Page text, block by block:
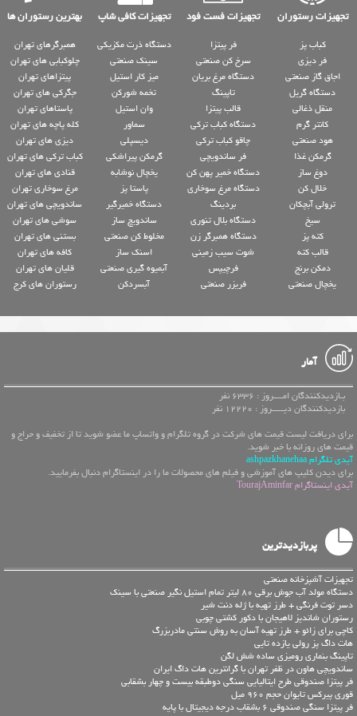
تجهیزات رستوران تجهیزات فست فود تجهیزات کافی شاپ بهترین رستوران ها
کباب پز
فر دیزی
اجاق گاز صنعتی
دستگاه گریل
منقل ذغالی
کانتر گرم
هود صنعتی
گرمکن غذا
دوغ ساز
خلال کن
ترولی آبچکان
سیخ
کته پز
قالب کته
دمکن برنج
یخچال صنعتی
فر پیتزا
سرخ کن صنعتی
دستگاه مرغ بریان
تاپینگ
قالب پیتزا
دستگاه کباب ترکی
چاقو کباب ترکی
فر ساندویچی
دستگاه خمیر پهن کن
دستگاه مرغ سوخاری
بردینگ
دستگاه بلال تنوری
دستگاه همبرگر زن
شوت سیب زمینی
فرچیپس
فریزر صنعتی
دستگاه ذرت مکزیکی
سینک صنعتی
میز کار استیل
تخمه شورکن
وان استیل
سماور
دیسپلی
گرمکن پیراشکی
یخچال نوشابه
پاستا پز
دستگاه خمیرگیر
ساندویچ ساز
مخلوط کن صنعتی
اسنک ساز
آبمیوه گیری صنعتی
آبسردکن
همبرگرهای تهران
چلوکبابی های تهران
پیتزاهای تهران
جگرکی های تهران
پاستاهای تهران
کله پاچه های تهران
دیزی های تهران
کباب ترکی های تهران
قنادی های تهران
مرغ سوخاری تهران
ساندویچی های تهران
سوشی های تهران
بستنی های تهران
کافه های تهران
قلیان های تهران
رستوران های کرج
آمار
بـازدیدکنندگان امــــروز : 6336 نفر
بازدیدکنندگان دیـــــروز : 12220 نفر
برای دریافت لیست قیمت های شرکت در گروه تلگرام و واتساپ ما عضو شوید تا از تخفیف و حراج و
قیمت های روزانه با خبر شوید.
آیدی تلگرام ashpazkhanehaa
برای دیدن کلیپ های آموزشی و فیلم های محصولات ما را در اینستاگرام دنبال بفرمایید.
آیدی اینستاگرام TourajAminfar
پربازدیدترین
تجهیزات آشپزخانه صنعتی
دستگاه مولد آب جوش برقی 80 لیتر تمام استیل نگیر صنعتی با سینک
دسر توت فرنگی + طرز تهیه با ژله دنت شیر
رستوران شاندیز لاهیجان با دکور کشتی چوبی
کاچی برای زائو + طرز تهیه آسان به روش سنتی مادربزرگ
هات داگ پز رولی یازده تایی
تاپینگ بنماری رومیزی ساده شش لگن
ساندویچی هاون در ظفر تهران با گرانترین هات داگ ایران
فر پیتزا صندوقی طرح ایتالیایی سنگی دوطبقه بیست و چهار بشقابی
قوری پیرکس تایوان حجم 960 میل
فر پیتزا سنگی صندوقی 6 بشقاب درجه دیجیتال با پایه